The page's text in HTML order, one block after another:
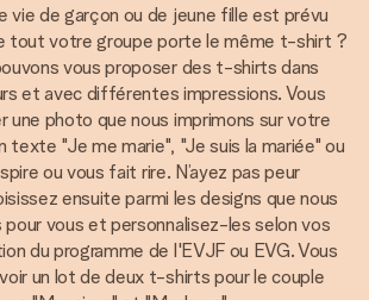
vie de garçon ou de jeune fille est prévu
tout votre groupe porte le même t-shirt ?
vous proposer des t-shirts dans
et avec différentes impressions. Vous
une photo que nous imprimons sur votre
texte "Je me marie", "Je suis la mariée" ou
ou vous fait rire. N’ayez pas peur
ensuite parmi les designs que nous
pour vous et personnalisez-les selon vos
du programme de l'EVJF ou EVG. Vous
un lot de deux t-shirts pour le couple